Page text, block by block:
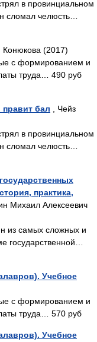
в провинциальном
сломал челюсть…
Конюкова (2017)
с формированием и
труда… 490 руб
бал , Чейз
в провинциальном
сломал челюсть…
практика,
Михаил Алексеевич
из самых сложных и
государственной…
Учебное
с формированием и
труда… 570 руб
Учебное